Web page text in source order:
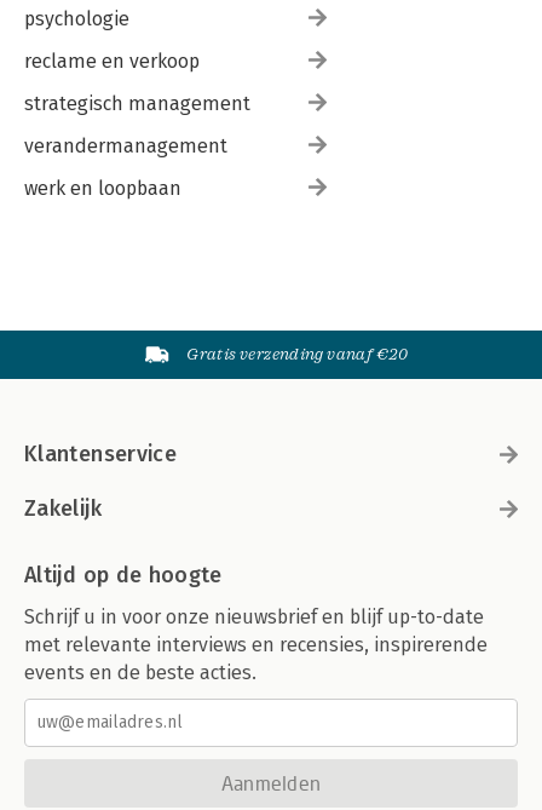
psychologie
reclame en verkoop
strategisch management
verandermanagement
werk en loopbaan
Gratis verzending vanaf €20
Klantenservice
Zakelijk
Altijd op de hoogte
Schrijf u in voor onze nieuwsbrief en blijf up-to-date
met relevante interviews en recensies, inspirerende
events en de beste acties.
Aanmelden